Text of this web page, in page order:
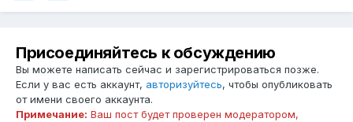
Присоединяйтесь к обсуждению
Вы можете написать сейчас и зарегистрироваться позже.
Если у вас есть аккаунт, авторизуйтесь, чтобы опубликовать
от имени своего аккаунта.
Примечание: Ваш пост будет проверен модератором,